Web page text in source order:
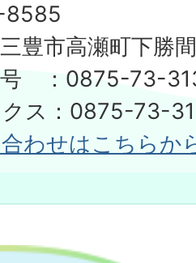
8585
豊市高瀬町下勝
号 ：0875-73-
クス：0875-73-
わせはこちらか